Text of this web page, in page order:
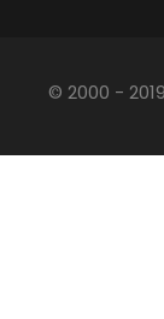
© 2000 -